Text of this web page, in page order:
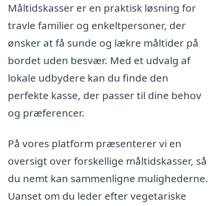
Måltidskasser er en praktisk løsning for
travle familier og enkeltpersoner, der
ønsker at få sunde og lækre måltider på
bordet uden besvær. Med et udvalg af
lokale udbydere kan du finde den
perfekte kasse, der passer til dine behov
og præferencer.
På vores platform præsenterer vi en
oversigt over forskellige måltidskasser, så
du nemt kan sammenligne mulighederne.
Uanset om du leder efter vegetariske